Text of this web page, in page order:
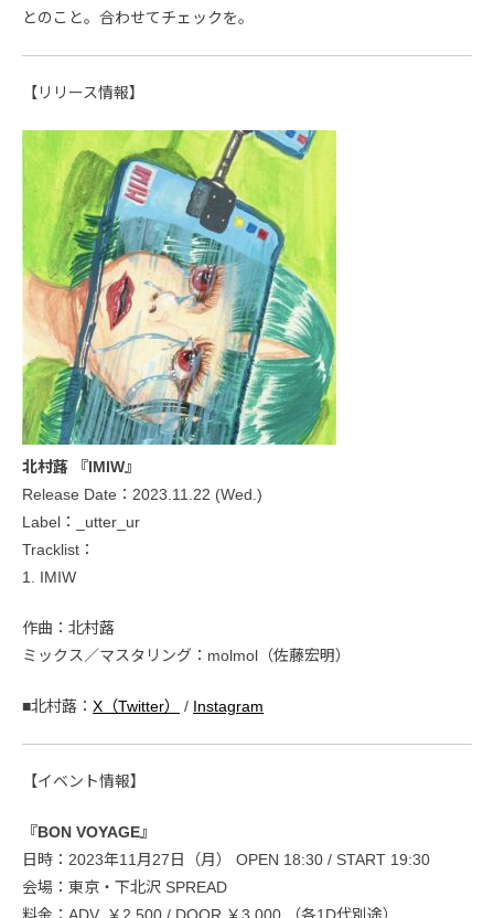
とのこと。合わせてチェックを。
【リリース情報】
北村蕗 『IMIW』
Release Date：2023.11.22 (Wed.)
Label：_utter_ur
Tracklist：
1. IMIW
作曲：北村蕗
ミックス／マスタリング：molmol（佐藤宏明）
■北村蕗： X（Twitter） / Instagram
【イベント情報】
『BON VOYAGE』
日時：2023年11月27日（月） OPEN 18:30 / START 19:30
会場：東京・下北沢 SPREAD
料金：ADV. ￥2,500 / DOOR ￥3,000 （各1D代別途）